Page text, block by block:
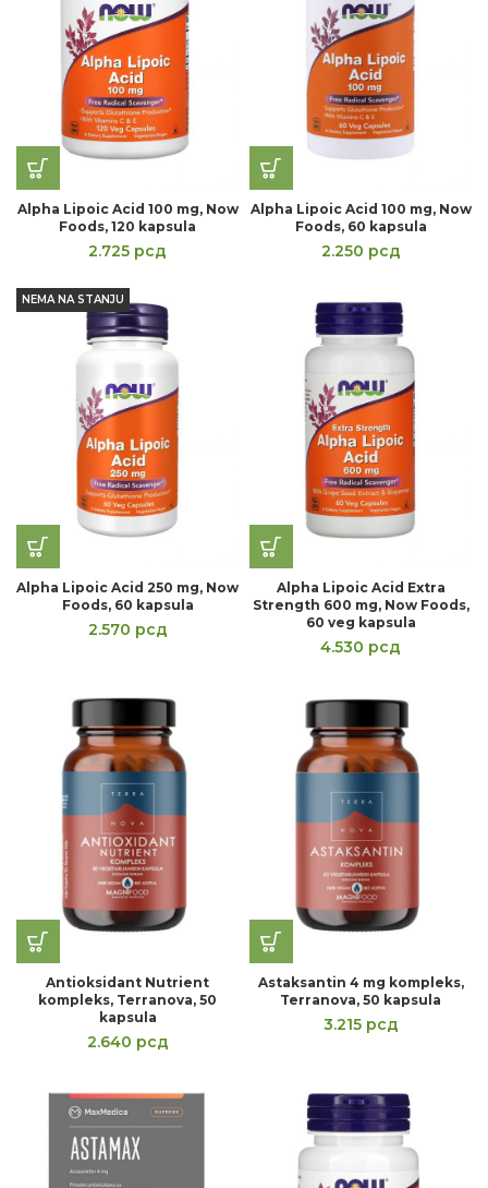
Alpha Lipoic Acid 100 mg, Now
Foods, 120 kapsula
2.725 рсд
Alpha Lipoic Acid 100 mg, Now
Foods, 60 kapsula
2.250 рсд
NEMA NA STANJU
Alpha Lipoic Acid 250 mg, Now
Foods, 60 kapsula
2.570 рсд
Alpha Lipoic Acid Extra
Strength 600 mg, Now Foods,
60 veg kapsula
4.530 рсд
Antioksidant Nutrient
kompleks, Terranova, 50
kapsula
2.640 рсд
Astaksantin 4 mg kompleks,
Terranova, 50 kapsula
3.215 рсд